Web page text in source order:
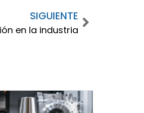
SIGUIENTE
en la industria